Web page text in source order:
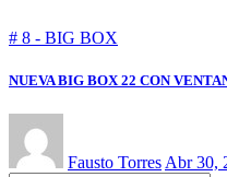
# 8 - BIG BOX
NUEVA BIG BOX 22 CON
Fausto Torres Abr 30,